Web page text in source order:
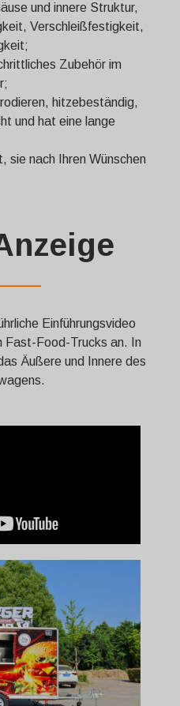
und innere Struktur,
Verschleißfestigkeit,
Zubehör im
hitzebeständig,
und hat eine lange
sie nach Ihren Wünschen
Einführungsvideo
Fast-Food-Trucks an. In
Äußere und Innere des